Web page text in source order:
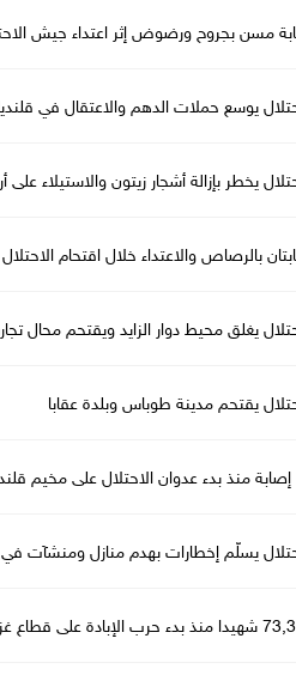
مسن بجروح ورضوض إثر اعتداء جيش
يوسع حملات الدهم والاعتقال في
يخطر بإزالة أشجار زيتون والاستيلاء
بالرصاص والاعتداء خلال اقتحام
يغلق محيط دوار الزايد ويقتحم محال
يقتحم مدينة طوباس وبلدة عقابا
يسلّم إخطارات بهدم منازل ومنشآت
حرب الإبادة على قطاع غزة